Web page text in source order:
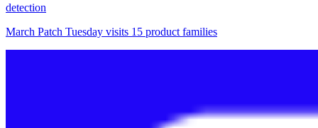
detection
March Patch Tuesday visits 15 product families